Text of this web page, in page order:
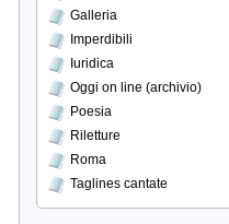
Galleria
Imperdibili
Iuridica
Oggi on line (archivio)
Poesia
Riletture
Roma
Taglines cantate